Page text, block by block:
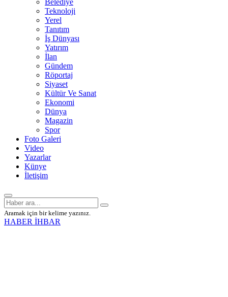
Belediye
Teknoloji
Yerel
Tanıtım
İş Dünyası
Yatırım
İlan
Gündem
Röportaj
Siyaset
Kültür Ve Sanat
Ekonomi
Dünya
Magazin
Spor
Foto Galeri
Video
Yazarlar
Künye
İletişim
Aramak için bir kelime yazınız.
HABER İHBAR